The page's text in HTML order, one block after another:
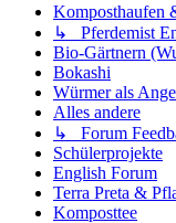
Komposthaufen
↳ Pferdemist
Bio-Gärtnern
Bokashi
Würmer als
Alles andere
↳ Forum
Schülerprojekte
English Forum
Terra Preta &
Komposttee